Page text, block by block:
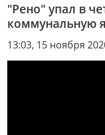
"Рено" упал в
коммунальную
13:03, 15 ноября